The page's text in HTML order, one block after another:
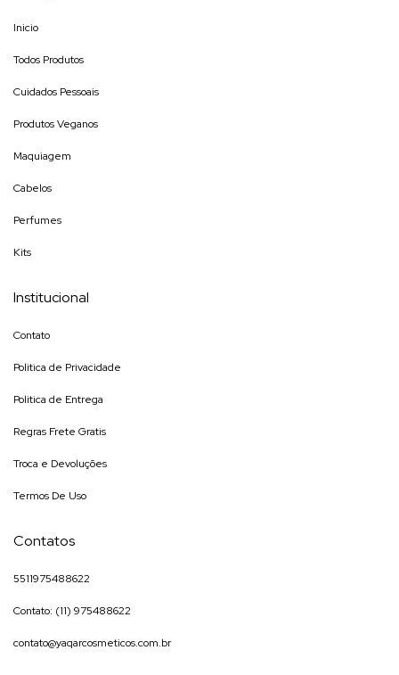
Inicio
Todos Produtos
Cuidados Pessoais
Produtos Veganos
Maquiagem
Cabelos
Perfumes
Kits
Institucional
Contato
Politica de Privacidade
Politica de Entrega
Regras Frete Gratis
Troca e Devoluções
Termos De Uso
Contatos
5511975488622
Contato: (11) 975488622
contato@yaqarcosmeticos.com.br